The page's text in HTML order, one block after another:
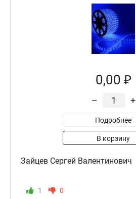
0,00 ₽
– +
Подробнее
В корзину
Зайцев Сергей Валентинович
1 0